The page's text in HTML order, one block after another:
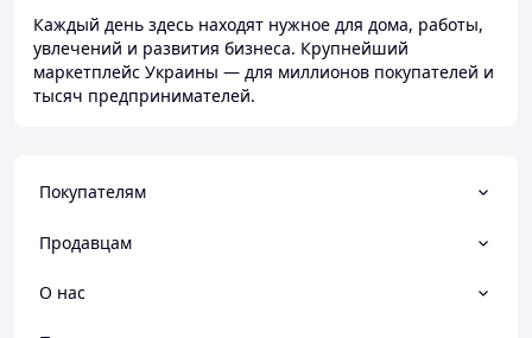
Каждый день здесь находят нужное для дома, работы,
увлечений и развития бизнеса. Крупнейший
маркетплейс Украины — для миллионов покупателей и
тысяч предпринимателей.
Покупателям
Продавцам
О нас